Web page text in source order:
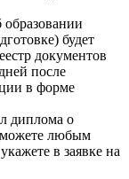
будет
документов
после
в форме
диплома о
любым
в заявке на